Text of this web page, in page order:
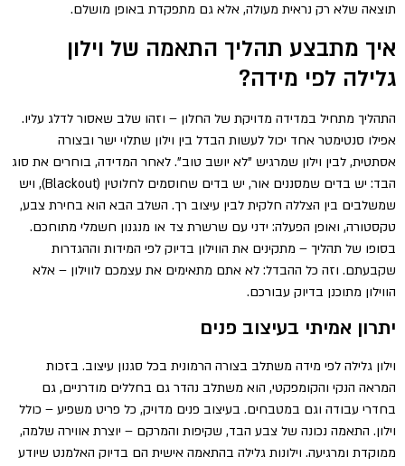
תוצאה שלא רק נראית מעולה, אלא גם מתפקדת באופן מושלם.
איך מתבצע תהליך התאמה של וילון
גלילה לפי מידה?
התהליך מתחיל במדידה מדויקת של החלון – וזהו שלב שאסור לדלג עליו.
אפילו סנטימטר אחד יכול לעשות הבדל בין וילון שתלוי ישר ובצורה
אסתטית, לבין וילון שמרגיש "לא יושב טוב". לאחר המדידה, בוחרים את סוג
הבד: יש בדים שמסננים אור, יש בדים שחוסמים לחלוטין (Blackout), ויש
שמשלבים בין הצללה חלקית לבין עיצוב רך. השלב הבא הוא בחירת צבע,
טקסטורה, ואופן הפעלה: ידני עם שרשרת צד או מנגנון חשמלי מתוחכם.
בסופו של תהליך – מתקינים את הווילון בדיוק לפי המידות וההגדרות
שקבעתם. וזה כל ההבדל: לא אתם מתאימים את עצמכם לווילון – אלא
הווילון מתוכנן בדיוק עבורכם.
יתרון אמיתי בעיצוב פנים
וילון גלילה לפי מידה משתלב בצורה הרמונית בכל סגנון עיצוב. בזכות
המראה הנקי והקומפקטי, הוא משתלב נהדר גם בחללים מודרניים, גם
בחדרי עבודה וגם במטבחים. בעיצוב פנים מדויק, כל פריט משפיע – כולל
וילון. התאמה נכונה של צבע הבד, שקיפות והמרקם – יוצרת אווירה שלמה,
ממוקדת ומרגיעה. וילונות גלילה בהתאמה אישית הם בדיוק האלמנט שיודע